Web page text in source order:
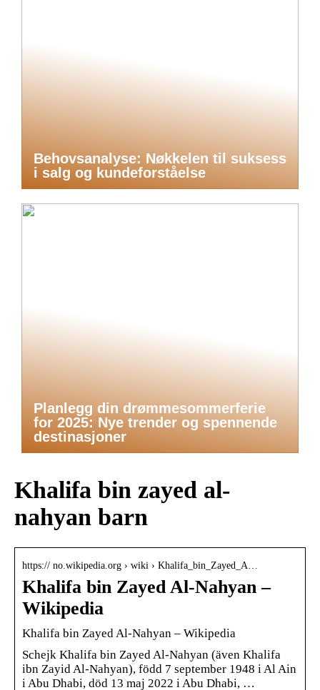
Behovsanalyse: Nøkkelen til suksess
i salg og kundeforståelse
Planlegg din drømmesommerferie
for 2025: Nye trender og spennende
destinasjoner
Khalifa bin zayed al-
nahyan barn
https:// no.wikipedia.org › wiki › Khalifa_bin_Zayed_A…
Khalifa bin Zayed Al-Nahyan –
Wikipedia
Khalifa bin Zayed Al-Nahyan – Wikipedia
Schejk Khalifa bin Zayed Al-Nahyan (även Khalifa
ibn Zayid Al-Nahyan), född 7 september 1948 i Al Ain
i Abu Dhabi, död 13 maj 2022 i Abu Dhabi, …